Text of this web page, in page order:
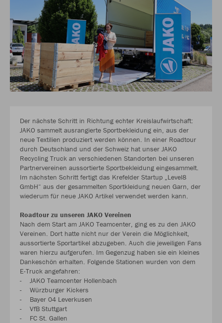
Der nächste Schritt in Richtung echter Kreislaufwirtschaft:
JAKO sammelt ausrangierte Sportbekleidung ein, aus der
neue Textilien produziert werden können. In einer Roadtour
durch Deutschland und der Schweiz hat unser JAKO
Recycling Truck an verschiedenen Standorten bei unseren
Partnervereinen aussortierte Sportbekleidung eingesammelt.
Im nächsten Schritt fertigt das Krefelder Startup „Level8
GmbH“ aus der gesammelten Sportkleidung neuen Garn, der
wiederum für neue JAKO Artikel verwendet werden kann.
Roadtour zu unseren JAKO Vereinen
Nach dem Start am JAKO Teamcenter, ging es zu den JAKO
Vereinen. Dort hatte nicht nur der Verein die Möglichkeit,
aussortierte Sportartikel abzugeben. Auch die jeweiligen Fans
waren hierzu aufgerufen. Im Gegenzug haben sie ein kleines
Dankeschön erhalten. Folgende Stationen wurden von dem
E-Truck angefahren:
- JAKO Teamcenter Hollenbach
- Würzburger Kickers
- Bayer 04 Leverkusen
- VfB Stuttgart
- FC St. Gallen